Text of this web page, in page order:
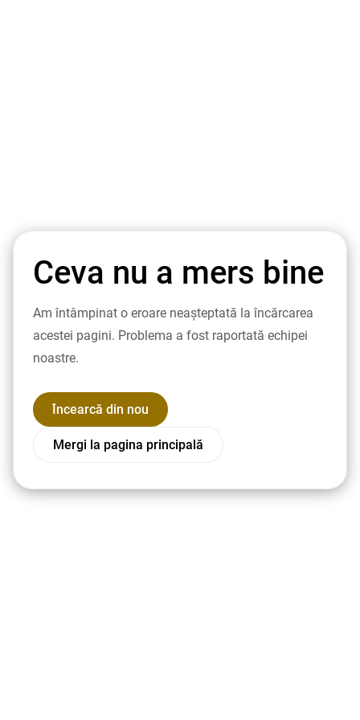
Ceva nu a mers bine
Am întâmpinat o eroare neașteptată la încărcarea
acestei pagini. Problema a fost raportată echipei
noastre.
Încearcă din nou
Mergi la pagina principală